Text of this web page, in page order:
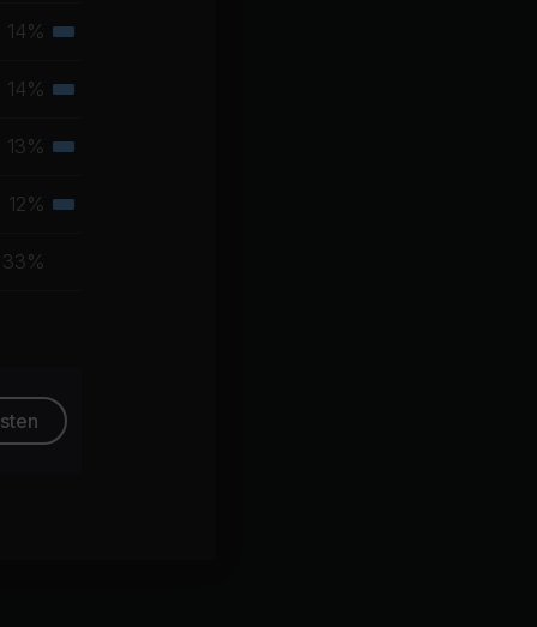
14% Tertiäre
14% Tertiäre
13% Tertiäre
12% Tertiäre
33%